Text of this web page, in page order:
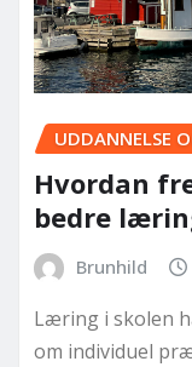
UDDANNELSE
Hvordan
bedre
Brunhild
Læring i skolen
om individuel